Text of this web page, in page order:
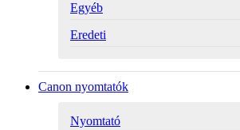
Egyéb
Eredeti
Canon nyomtatók
Nyomtató